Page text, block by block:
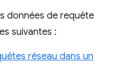
données de requête
suivantes :
réseau dans un